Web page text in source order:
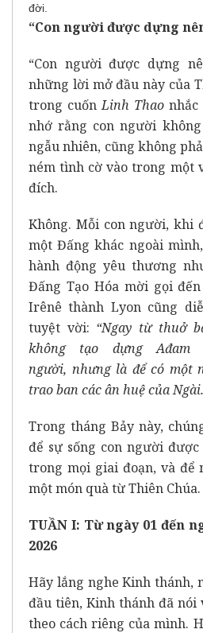
đời.
“Con người được dựng
“Con người được dựng
những lời mở đầu này của
trong cuốnLinh Thao
nhớ rằng con người
ngẫu nhiên, cũng không
ném tình cờ vào trong một
đích.
Không. Mỗi con người, khi
một Đấng khác ngoài
hành động yêu thương
Đấng Tạo Hóa mời gọi
Irênê thành Lyon cũng
tuyệt vời: “Ngay từ thuở
không tạo dựng
người, nhưng là để có một
trao ban các ân huệ của Ngài.
Trong tháng Bảy này,
để sự sống con người
trong mọi giai đoạn, và để
một món quà từ Thiên Chúa.
TUẦN I: Từ ngày 01 đến
2026
Hãy lắng nghe Kinh thánh,
đầu tiên, Kinh thánh đã
theo cách riêng của mình.